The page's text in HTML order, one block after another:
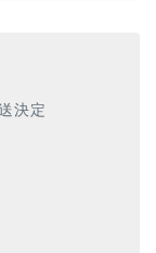
決定